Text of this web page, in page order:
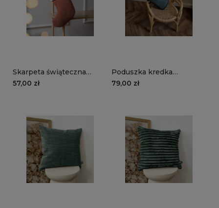
Skarpeta świąteczna
MANCHESTER LN52 |
57,00 zł
Poduszka kredka
MANCHESTER LN39 |
79,00 zł